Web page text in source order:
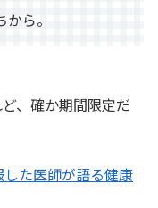
ら。
、確か期間限定だ
た医師が語る健康